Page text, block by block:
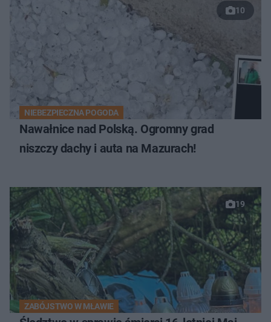
10
NIEBEZPIECZNA POGODA
Nawałnice nad Polską. Ogromny grad
niszczy dachy i auta na Mazurach!
19
ZABÓJSTWO W MŁAWIE